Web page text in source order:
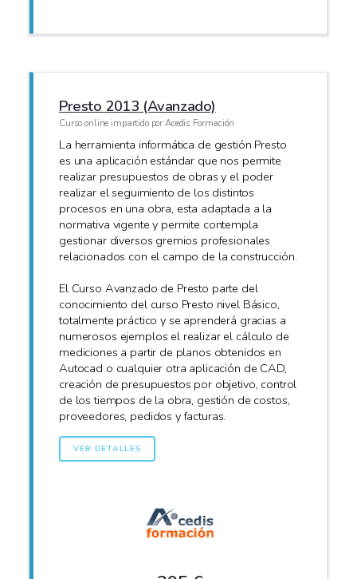
Presto 2013 (Avanzado)
Curso online impartido por Acedis Formación
La herramienta informática de gestión Presto
es una aplicación estándar que nos permite
realizar presupuestos de obras y el poder
realizar el seguimiento de los distintos
procesos en una obra, esta adaptada a la
normativa vigente y permite contempla
gestionar diversos gremios profesionales
relacionados con el campo de la construcción.
El Curso Avanzado de Presto parte del
conocimiento del curso Presto nivel Básico,
totalmente práctico y se aprenderá gracias a
numerosos ejemplos el realizar el cálculo de
mediciones a partir de planos obtenidos en
Autocad o cualquier otra aplicación de CAD,
creación de presupuestos por objetivo, control
de los tiempos de la obra, gestión de costos,
proveedores, pedidos y facturas.
VER DETALLES